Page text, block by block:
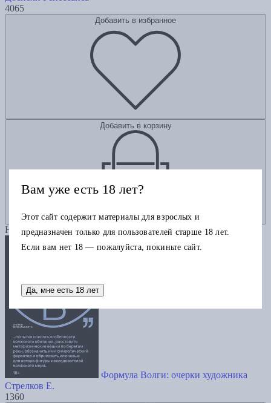
4065
Добавить в избранное
Добавить в корзину
Новинка
Формула Волги: очерки художника
Стрелков Е.
1360
Вам уже есть 18 лет?
Этот сайт содержит материалы для взрослых и
предназначен только для пользователей старше 18 лет.
Если вам нет 18 — пожалуйста, покиньте сайт.
Да, мне есть 18 лет